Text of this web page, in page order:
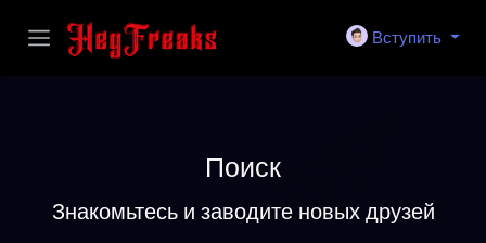
Вступить
Поиск
Знакомьтесь и заводите новых друзей